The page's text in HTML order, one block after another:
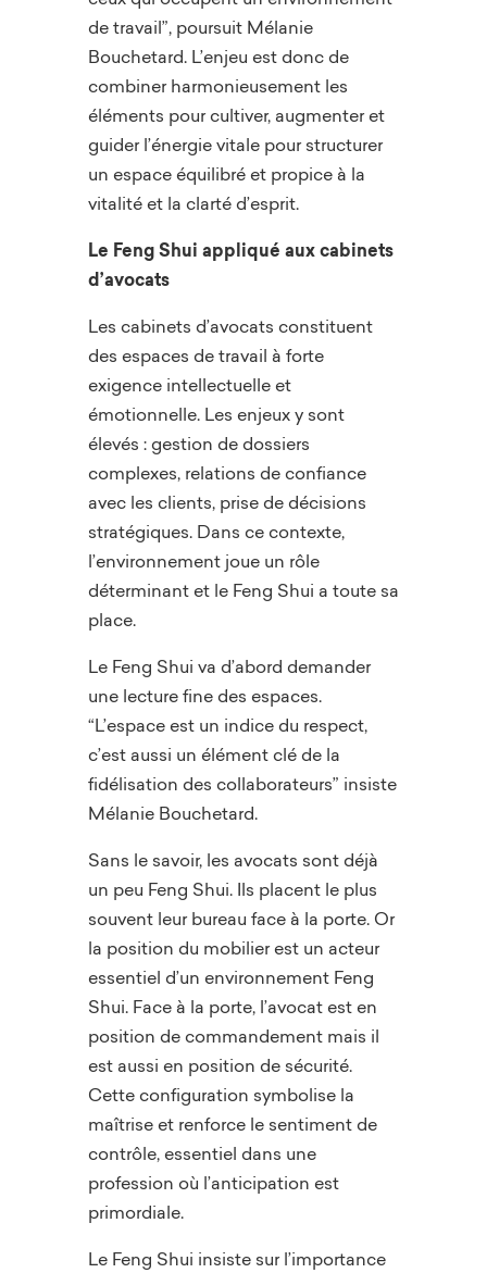
de travail”, poursuit Mélanie
Bouchetard. L’enjeu est donc de
combiner harmonieusement les
éléments pour cultiver, augmenter et
guider l’énergie vitale pour structurer
un espace équilibré et propice à la
vitalité et la clarté d’esprit.
Le Feng Shui appliqué aux cabinets
d’avocats
Les cabinets d’avocats constituent
des espaces de travail à forte
exigence intellectuelle et
émotionnelle. Les enjeux y sont
élevés : gestion de dossiers
complexes, relations de confiance
avec les clients, prise de décisions
stratégiques. Dans ce contexte,
l’environnement joue un rôle
déterminant et le Feng Shui a toute sa
place.
Le Feng Shui va d’abord demander
une lecture fine des espaces.
“L’espace est un indice du respect,
c’est aussi un élément clé de la
fidélisation des collaborateurs” insiste
Mélanie Bouchetard.
Sans le savoir, les avocats sont déjà
un peu Feng Shui. Ils placent le plus
souvent leur bureau face à la porte. Or
la position du mobilier est un acteur
essentiel d’un environnement Feng
Shui. Face à la porte, l’avocat est en
position de commandement mais il
est aussi en position de sécurité.
Cette configuration symbolise la
maîtrise et renforce le sentiment de
contrôle, essentiel dans une
profession où l’anticipation est
primordiale.
Le Feng Shui insiste sur l’importance